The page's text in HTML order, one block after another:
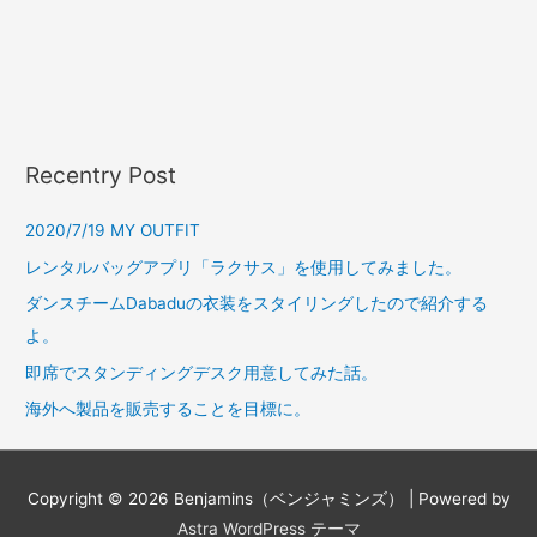
Recentry Post
2020/7/19 MY OUTFIT
レンタルバッグアプリ「ラクサス」を使用してみました。
ダンスチームDabaduの衣装をスタイリングしたので紹介する
よ。
即席でスタンディングデスク用意してみた話。
海外へ製品を販売することを目標に。
Copyright © 2026 Benjamins（ベンジャミンズ）
| Powered by
Astra WordPress テーマ